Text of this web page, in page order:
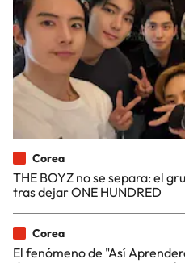
Corea
THE BOYZ no se separa: el
tras dejar ONE HUNDRED
Corea
El fenómeno de "Así